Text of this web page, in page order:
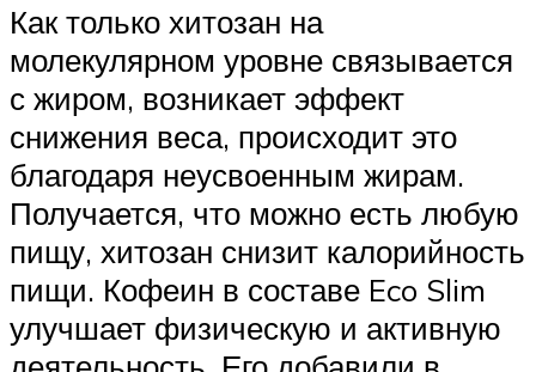
Как только хитозан на
молекулярном уровне связывается
с жиром, возникает эффект
снижения веса, происходит это
благодаря неусвоенным жирам.
Получается, что можно есть любую
пищу, хитозан снизит калорийность
пищи. Кофеин в составе Eco Slim
улучшает физическую и активную